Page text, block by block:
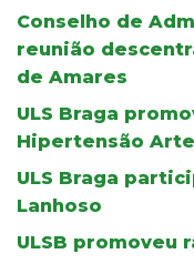
Conselho de
reunião
de Amares
ULS Braga
Hipertensão
ULS Braga
Lanhoso
ULSB promoveu